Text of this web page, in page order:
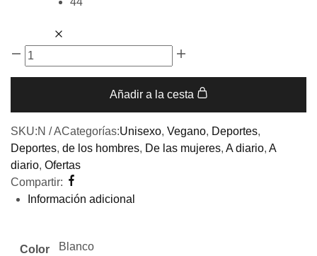
Añadir a la cesta
SKU:N / ACategorías:Unisexo, Vegano, Deportes,
Deportes, de los hombres, De las mujeres, A diario, A
diario, Ofertas
Compartir:
Información adicional
Color Blanco